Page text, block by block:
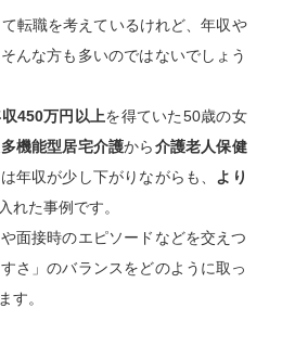
転職を考えているけれど、年収や
んな方も多いのではないでしょう
450万円以上を得ていた50歳の女
機能型居宅介護から介護老人保健
年収が少し下がりながらも、
より
れた事例です。
面接時のエピソードなどを交えつ
さ」のバランスをどのように取っ
す。